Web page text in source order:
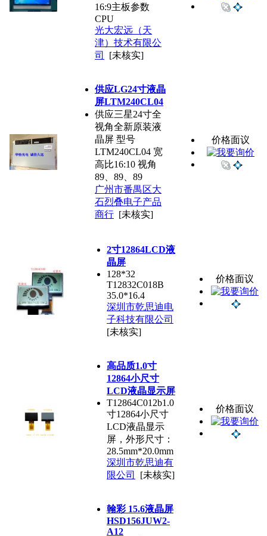
16:9主板参数
CPU
光大宏远（天
津）技术有限公
司
[未核实]
供应LG24寸液晶
屏LTM240CL04
供应三星24寸全
视角全新原装液
晶屏 型号
LTM240CL04 宽
高比16:10 视角
89、89、89
广州市番禺区大
石烈叠电子产品
商行 [未核实]
价格面议
2寸12864LCD液
晶屏
128*32
T12832C018B
35.0*16.4
深圳市乾思迪电
子科技有限公司
[未核实]
价格面议
高品质1.0寸
12864小尺寸
LCD液晶显示屏
T12864C012b1.0
寸12864小尺寸
LCD液晶显示
屏，外形尺寸：
28.5mm*20.0mm
深圳市乾思迪有
限公司
[未核实]
价格面议
翰彩 15.6液晶屏
HSD156JUW2-
A12